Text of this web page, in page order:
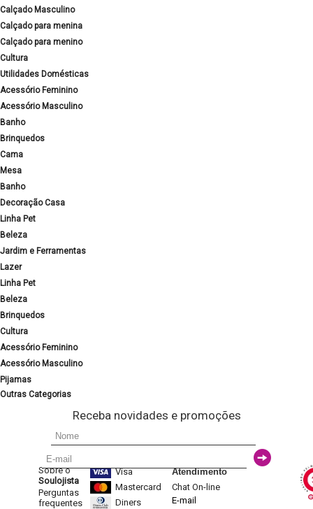
Calçado Masculino
Calçado para menina
Calçado para menino
Cultura
Utilidades Domésticas
Acessório Feminino
Acessório Masculino
Banho
Brinquedos
Cama
Mesa
Banho
Decoração Casa
Linha Pet
Beleza
Jardim e Ferramentas
Lazer
Linha Pet
Beleza
Brinquedos
Cultura
Acessório Feminino
Acessório Masculino
Pijamas
Outras Categorias
Receba novidades e promoções
Sobre o
Soulojista
Perguntas
frequentes
Visa
Mastercard
Diners
Atendimento
Chat On-line
E-mail